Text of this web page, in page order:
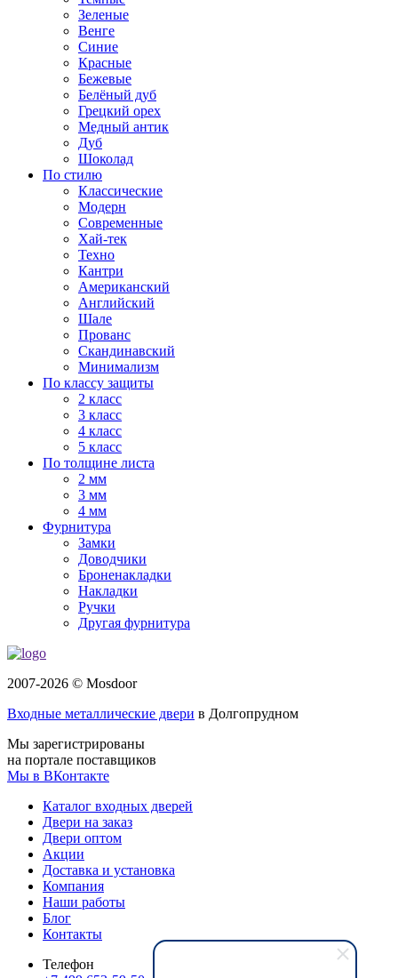
Зеленые
Венге
Синие
Красные
Бежевые
Белёный дуб
Грецкий орех
Медный антик
Дуб
Шоколад
По стилю
Классические
Модерн
Современные
Хай-тек
Техно
Кантри
Американский
Английский
Шале
Прованс
Скандинавский
Минимализм
По классу защиты
2 класс
3 класс
4 класс
5 класс
По толщине листа
2 мм
3 мм
4 мм
Фурнитура
Замки
Доводчики
Броненакладки
Накладки
Ручки
Другая фурнитура
2007-2026 © Mosdoor
Входные металлические двери в Долгопрудном
Мы зарегистрированы
на портале поставщиков
Мы в ВКонтакте
Каталог входных дверей
Двери на заказ
Двери оптом
Акции
Доставка и установка
Компания
Наши работы
Блог
Контакты
Телефон